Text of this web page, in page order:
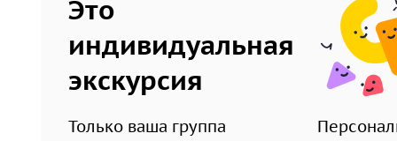
ходу движения, и роли, в которых легко
Это
индивидуальная
экскурсия
Только ваша группа